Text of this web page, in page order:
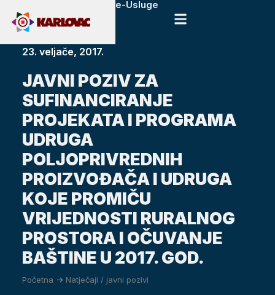
e-Usluge
23. veljače, 2017.
JAVNI POZIV ZA
SUFINANCIRANJE
PROJEKATA I PROGRAMA
UDRUGA
POLJOPRIVREDNIH
PROIZVOĐAČA I UDRUGA
KOJE PROMIČU
VRIJEDNOSTI RURALNOG
PROSTORA I OČUVANJE
BAŠTINE U 2017. GOD.
Početna -> Natječaji / javni pozivi